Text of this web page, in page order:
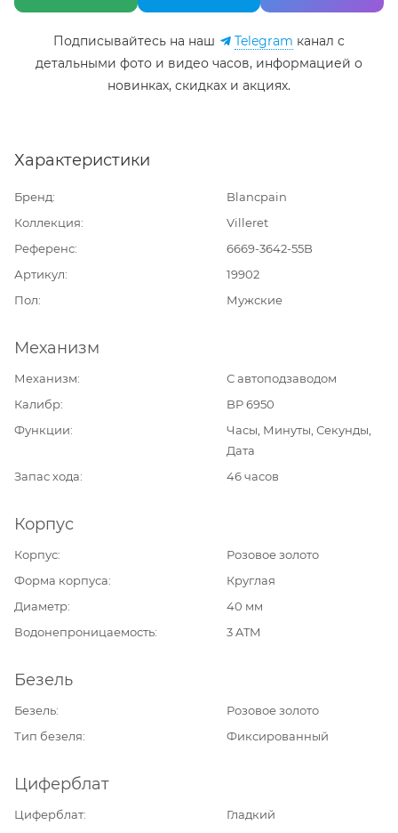
Подписывайтесь на наш Telegram канал c
детальными фото и видео часов, информацией о
новинках, скидках и акциях.
Характеристики
Бренд
Blancpain
Коллекция
Villeret
Референс
6669-3642-55B
Артикул
19902
Пол
Мужские
Механизм
Механизм
С автоподзаводом
Калибр
BP 6950
Функции
Часы, Минуты, Секунды,
Дата
Запас хода
46 часов
Корпус
Корпус
Розовое золото
Форма корпуса
Круглая
Диаметр
40 мм
Водонепроницаемость
3 ATM
Безель
Безель
Розовое золото
Тип безеля
Фиксированный
Циферблат
Циферблат
Гладкий